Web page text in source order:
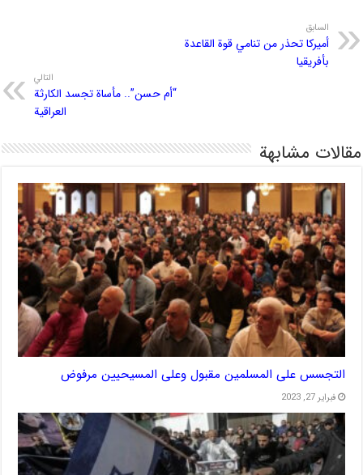
السابق
أميركا تحذر من تنامي قوة القاعدة
بأفريقيا
التالي
“أم حسن”.. مأساة تجسد الكارثة
العراقية
مقالات مشابهة
التجسس على المسلمين مقبول وعلى المسيحيين مرفوض
فبراير 27, 2023